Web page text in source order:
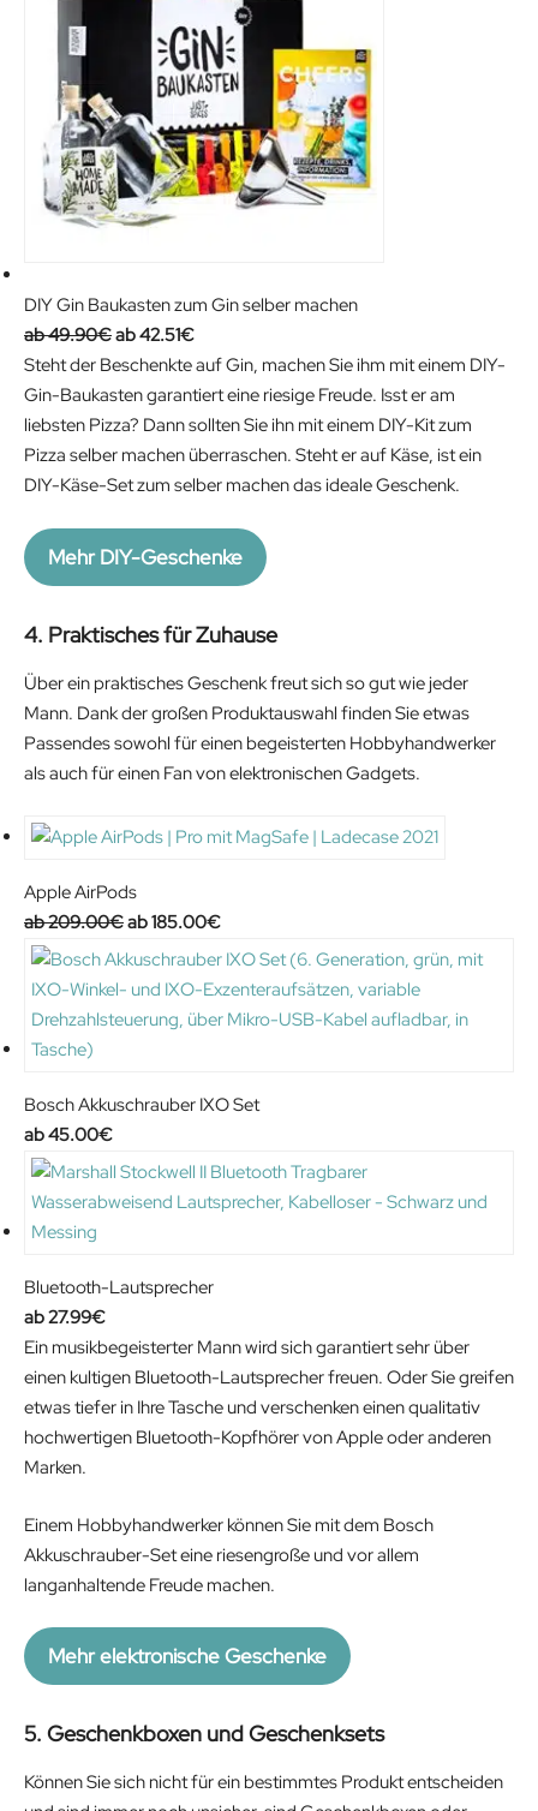
DIY Gin Baukasten zum Gin selber machen
49.90€O
r
i
g
i
n
l
i
e
w
a
s
4
.
9
0
€
.
42.51€C
u
r
r
e
n
c
i
s
4
.
€
.
Steht der Beschenkte auf Gin, machen Sie ihm mit einem DIY-
Gin-Baukasten garantiert eine riesige Freude. Isst er am
liebsten Pizza? Dann sollten Sie ihn mit einem DIY-Kit zum
Pizza selber machen überraschen. Steht er auf Käse, ist ein
DIY-Käse-Set zum selber machen das ideale Geschenk.
Mehr DIY-Geschenke
4. Praktisches für Zuhause
Über ein praktisches Geschenk freut sich so gut wie jeder
Mann. Dank der großen Produktauswahl finden Sie etwas
Passendes sowohl für einen begeisterten Hobbyhandwerker
als auch für einen Fan von elektronischen Gadgets.
Apple AirPods
209.00€O
r
g
a
p
e
a
s
:
2
.
0
0
.
185.00€C
u
r
r
t
r
:
1
8
5
0
€
.
Bosch Akkuschrauber IXO Set
45.00€
Bluetooth-Lautsprecher
27.99€
Ein musikbegeisterter Mann wird sich garantiert sehr über
einen kultigen Bluetooth-Lautsprecher freuen. Oder Sie greifen
etwas tiefer in Ihre Tasche und verschenken einen qualitativ
hochwertigen Bluetooth-Kopfhörer von Apple oder anderen
Marken.
Einem Hobbyhandwerker können Sie mit dem Bosch
Akkuschrauber-Set eine riesengroße und vor allem
langanhaltende Freude machen.
Mehr elektronische Geschenke
5. Geschenkboxen und Geschenksets
Können Sie sich nicht für ein bestimmtes Produkt entscheiden